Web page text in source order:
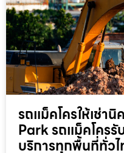
รถแม็คโครให้เช่า
Park รถแม็คโครรั
บริการทุกพื้นที่ทั่ว